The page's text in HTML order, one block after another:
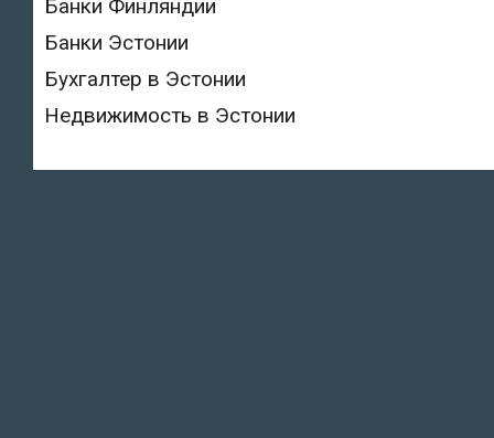
Банки Финляндии
Банки Эстонии
Бухгалтер в Эстонии
Недвижимость в Эстонии